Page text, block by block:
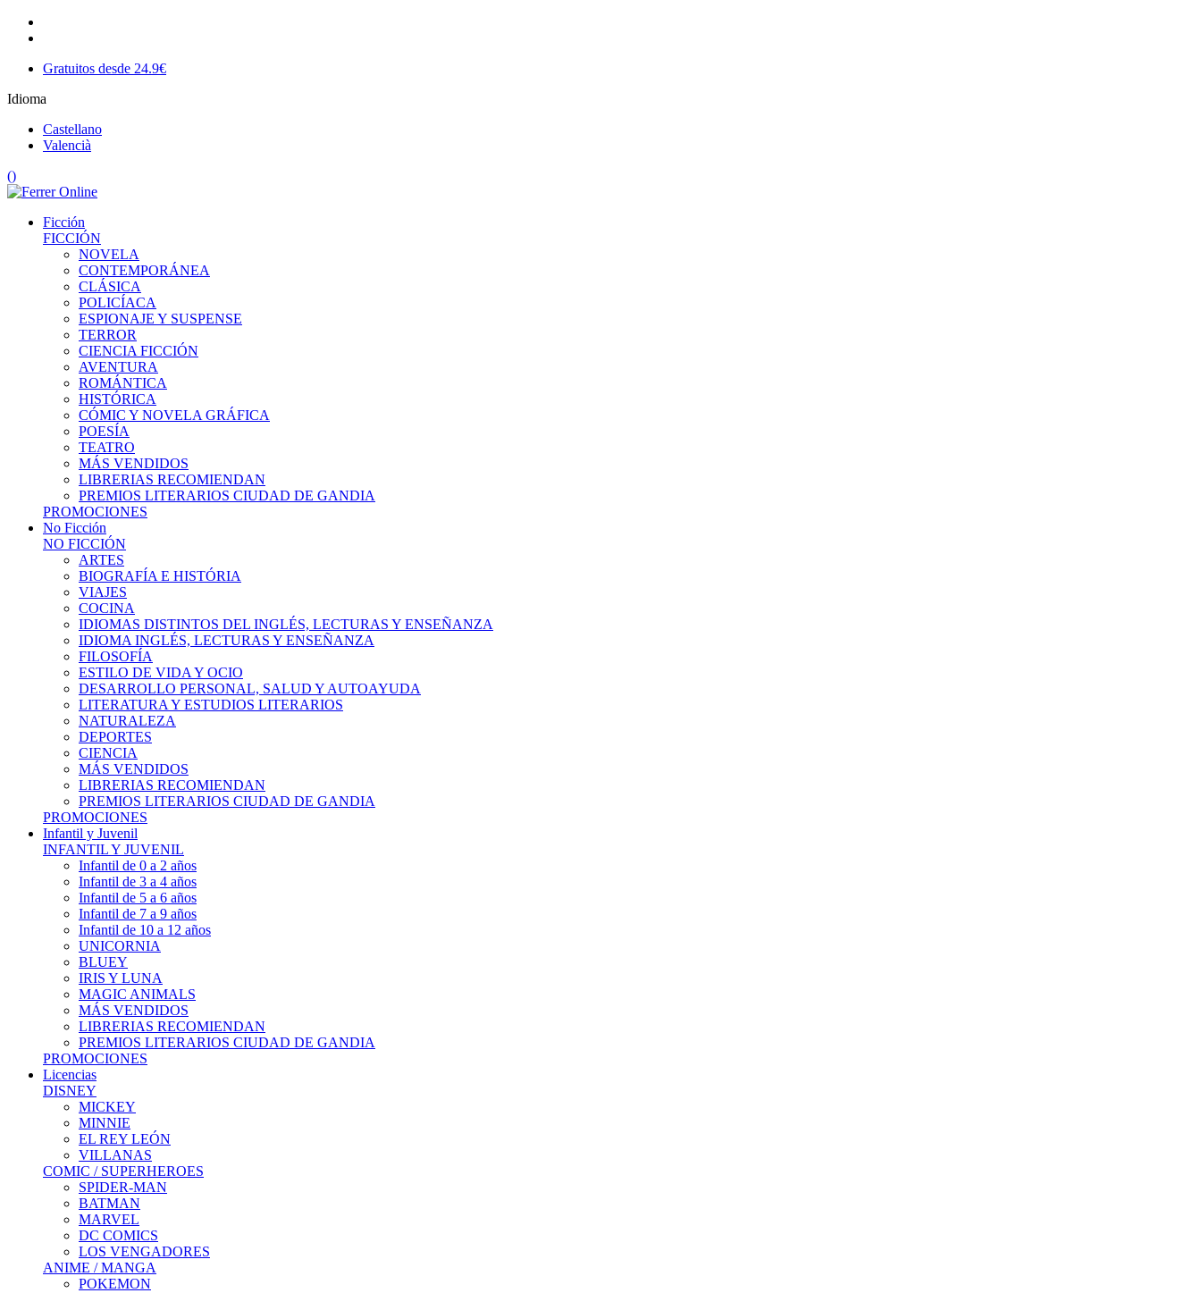
Gratuitos desde 24.9€
Idioma
Castellano
Valencià
()
Ficción
FICCIÓN
NOVELA
CONTEMPORÁNEA
CLÁSICA
POLICÍACA
ESPIONAJE Y SUSPENSE
TERROR
CIENCIA FICCIÓN
AVENTURA
ROMÁNTICA
HISTÓRICA
CÓMIC Y NOVELA GRÁFICA
POESÍA
TEATRO
MÁS VENDIDOS
LIBRERIAS RECOMIENDAN
PREMIOS LITERARIOS CIUDAD DE GANDIA
PROMOCIONES
No Ficción
NO FICCIÓN
ARTES
BIOGRAFÍA E HISTÓRIA
VIAJES
COCINA
IDIOMAS DISTINTOS DEL INGLÉS, LECTURAS Y ENSEÑANZA
IDIOMA INGLÉS, LECTURAS Y ENSEÑANZA
FILOSOFÍA
ESTILO DE VIDA Y OCIO
DESARROLLO PERSONAL, SALUD Y AUTOAYUDA
LITERATURA Y ESTUDIOS LITERARIOS
NATURALEZA
DEPORTES
CIENCIA
MÁS VENDIDOS
LIBRERIAS RECOMIENDAN
PREMIOS LITERARIOS CIUDAD DE GANDIA
PROMOCIONES
Infantil y Juvenil
INFANTIL Y JUVENIL
Infantil de 0 a 2 años
Infantil de 3 a 4 años
Infantil de 5 a 6 años
Infantil de 7 a 9 años
Infantil de 10 a 12 años
UNICORNIA
BLUEY
IRIS Y LUNA
MAGIC ANIMALS
MÁS VENDIDOS
LIBRERIAS RECOMIENDAN
PREMIOS LITERARIOS CIUDAD DE GANDIA
PROMOCIONES
Licencias
DISNEY
MICKEY
MINNIE
EL REY LEÓN
VILLANAS
COMIC / SUPERHEROES
SPIDER-MAN
BATMAN
MARVEL
DC COMICS
LOS VENGADORES
ANIME / MANGA
POKEMON